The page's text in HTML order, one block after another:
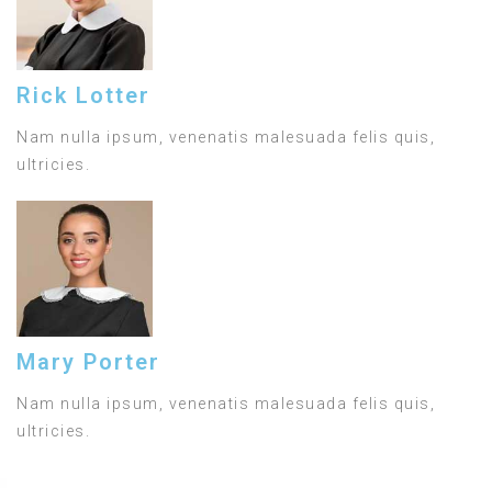
Rick Lotter
Nam nulla ipsum, venenatis malesuada felis quis,
ultricies.
Mary Porter
Nam nulla ipsum, venenatis malesuada felis quis,
ultricies.